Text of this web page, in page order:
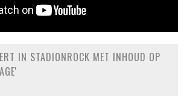
IN STADIONROCK MET INHOUD OP